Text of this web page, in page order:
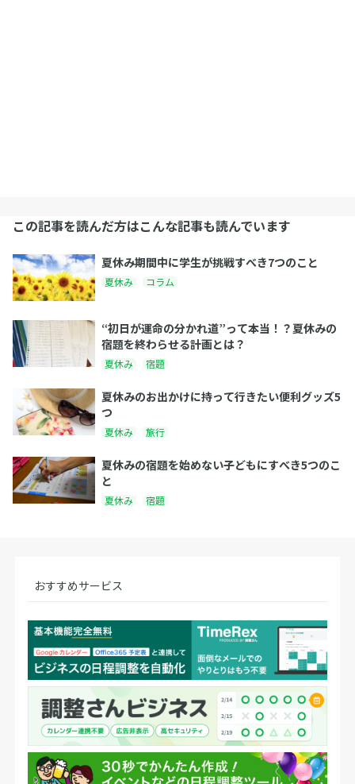
この記事を読んだ方はこんな記事も読んでいます
夏休み期間中に学生が挑戦すべき7つのこと
夏休み コラム
“初日が運命の分かれ道”って本当！？夏休みの
宿題を終わらせる計画とは？
夏休み 宿題
夏休みのお出かけに持って行きたい便利グッズ5
つ
夏休み 旅行
夏休みの宿題を始めない子どもにすべき5つのこ
と
夏休み 宿題
おすすめサービス